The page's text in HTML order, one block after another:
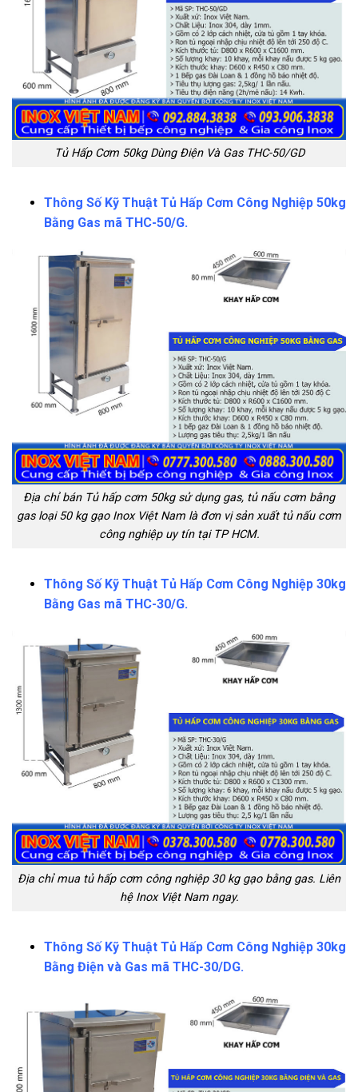
Tủ Hấp Cơm 50kg Dùng Điện Và Gas THC-50/GD
Thông Số Kỹ Thuật Tủ Hấp Cơm Công Nghiệp 50kg
Bằng Gas mã THC-50/G.
Địa chỉ bán Tủ hấp cơm 50kg sử dụng gas, tủ nấu cơm bằng
gas loại 50 kg gạo Inox Việt Nam là đơn vị sản xuất tủ nấu cơm
công nghiệp uy tín tại TP HCM.
Thông Số Kỹ Thuật Tủ Hấp Cơm Công Nghiệp 30kg
Bằng Gas mã THC-30/G.
Địa chỉ mua tủ hấp cơm công nghiệp 30 kg gạo bằng gas. Liên
hệ Inox Việt Nam ngay.
Thông Số Kỹ Thuật Tủ Hấp Cơm Công Nghiệp 30kg
Bằng Điện và Gas mã THC-30/DG.